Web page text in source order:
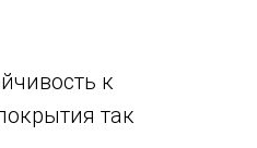
к
так